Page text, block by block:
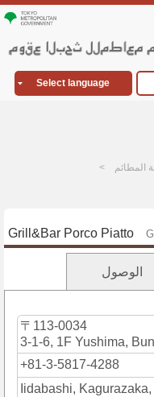
Select language
المطائم
Grill&Bar Porco Piatto
الوصول
〒113-0034
3-1-6, 1F Yushima,
+81-3-5817-4288
Iidabashi,